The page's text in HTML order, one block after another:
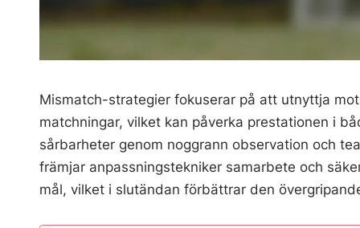
Mismatch-strategier fokuserar på att utnyttja
matchningar, vilket kan påverka prestationen i
sårbarheter genom noggrann observation och
främjar anpassningstekniker samarbete och
mål, vilket i slutändan förbättrar den